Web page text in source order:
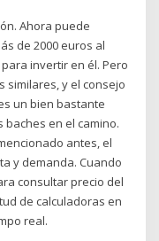
Ahora puede
de 2000 euros al
invertir en él. Pero
similares, y el consejo
un bien bastante
baches en el camino.
antes, el
y demanda. Cuando
consultar precio del
de calculadoras en
real.